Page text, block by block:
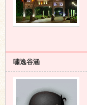
嘯逸谷涵